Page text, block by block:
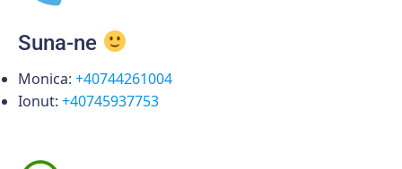
Suna-ne
Monica: +40744261004
Ionut: +40745937753